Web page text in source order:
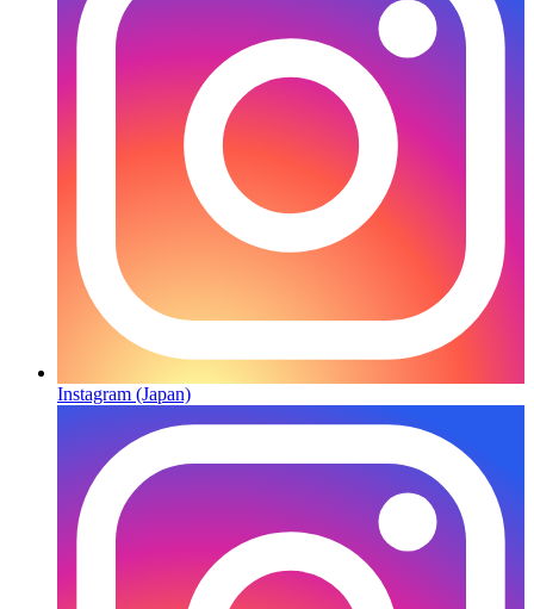
Instagram (Japan)